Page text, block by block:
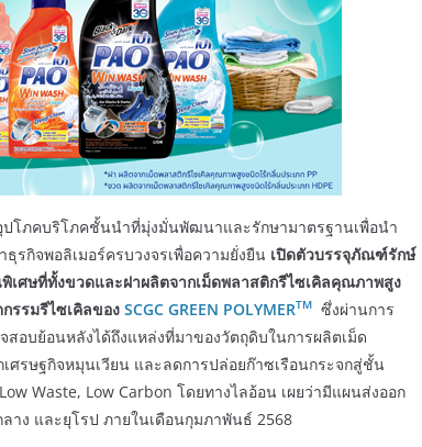
โภคบริโภคชั้นนำที่มุ่งมั่นพัฒนาและรักษามาตรฐานเพื่อนำ
ธุรกิจพอลิเมอร์ครบวงจรเพื่อความยั่งยืน เปิดตัวบรรจุภัณฑ์รักษ์
ศษที่ทั้งขวดและฝาผลิตจากเม็ดพลาสติกรีไซเคิลคุณภาพสูง
รรมรีไซเคิลของ SCGC GREEN POLYMERTM ซึ่งผ่านการ
สอบย้อนหลังได้ถึงแหล่งที่มาของวัตถุดิบในการผลิตเม็ด
ศรษฐกิจหมุนเวียน และลดการปล่อยก๊าซเรือนกระจกสู่ชั้น
Waste, Low Carbon โดยทางไลอ้อน เผยว่ามีแผนส่งออก
าง และยุโรป ภายในเดือนกุมภาพันธ์ 2568